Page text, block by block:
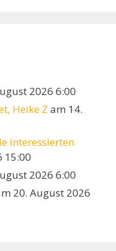
2026 6:00
Heike Z am 14.
interessierten
15:00
2026 6:00
20. August 2026